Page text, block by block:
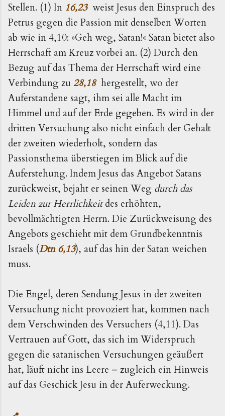
Stellen. (1) In 16,23weist Jesus den Einspruch des
Petrus gegen die Passion mit denselben Worten
ab wie in 4,10: »Geh weg, Satan!« Satan bietet also
Herrschaft am Kreuz vorbei an. (2) Durch den
Bezug auf das Thema der Herrschaft wird eine
Verbindung zu28,18hergestellt, wo der
Auferstandene sagt, ihm sei alle Macht im
Himmel und auf der Erde gegeben. Es wird in der
dritten Versuchung also nicht einfach der Gehalt
der zweiten wiederholt, sondern das
Passionsthema überstiegen im Blick auf die
Auferstehung. Indem Jesus das Angebot Satans
zurückweist, bejaht er seinen Weg durch das
Leiden zur Herrlichkeitdes erhöhten,
bevollmächtigten Herrn. Die Zurückweisung des
Angebots geschieht mit dem Grundbekenntnis
Israels (Dtn 6,13), auf das hin der Satan weichen
muss.
Die Engel, deren Sendung Jesus in der zweiten
Versuchung nicht provoziert hat, kommen nach
dem Verschwinden des Versuchers (4,11). Das
Vertrauen auf Gott, das sich im Widerspruch
gegen die satanischen Versuchungen geäußert
hat, läuft nicht ins Leere – zugleich ein Hinweis
auf das Geschick Jesu in der Auferweckung.